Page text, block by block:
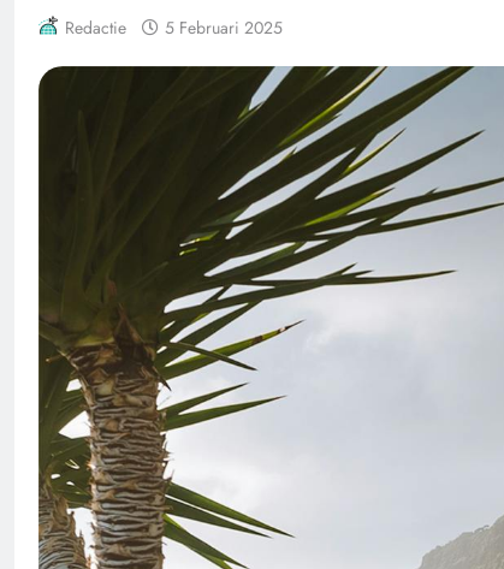
Redactie 5 Februari 2025